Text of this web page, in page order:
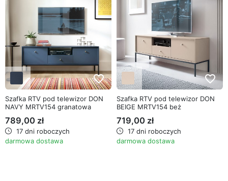
favorite_border
Szafka RTV pod telewizor DON
NAVY MRTV154 granatowa
789,00 zł
17 dni roboczych
darmowa dostawa
favorite_border
Szafka RTV pod telewizor DON
BEIGE MRTV154 beż
719,00 zł
17 dni roboczych
darmowa dostawa